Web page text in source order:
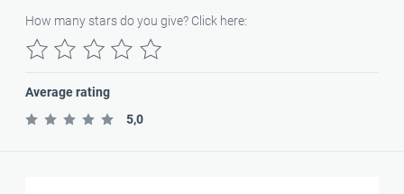
How many stars do you give? Click here:
Average rating
5,0